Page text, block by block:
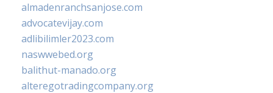
almadenranchsanjose.com
advocatevijay.com
adlibilimler2023.com
naswwebed.org
balithut-manado.org
alteregotradingcompany.org